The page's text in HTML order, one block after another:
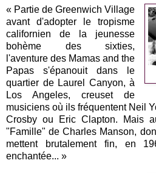
« Partie de Greenwich Village
avant d'adopter le tropisme
californien de la jeunesse
bohème des sixties,
l'aventure des Mamas and the
Papas s'épanouit dans le
quartier de Laurel Canyon, à
Los Angeles, creuset de
musiciens où ils fréquentent Neil
Crosby ou Eric Clapton. Mais
"Famille" de Charles Manson,
mettent brutalement fin, en
enchantée... »